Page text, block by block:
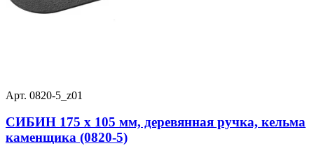
Арт. 0820-5_z01
СИБИН 175 х 105 мм, деревянная ручка, кельма
каменщика (0820-5)